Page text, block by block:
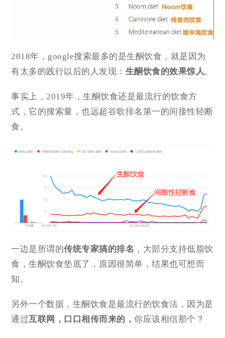
2018年，google搜索最多的是生酮饮食，就是因为
有太多的践行以后的人发现： 生酮饮食的效果惊人。
事实上，2019年，生酮饮食还是最流行的饮食方
式，它的搜索量，也远超谷歌排名第一的间接性轻断
食。
一边是所谓的传统专家搞的排名 ，大部分支持低脂饮
食，生酮饮食垫底了，原因很简单，结果也可想而
知。
另外一个数据，生酮饮食是最流行的饮食法，因为是
通过互联网，口口相传而来的，你应该相信那个？